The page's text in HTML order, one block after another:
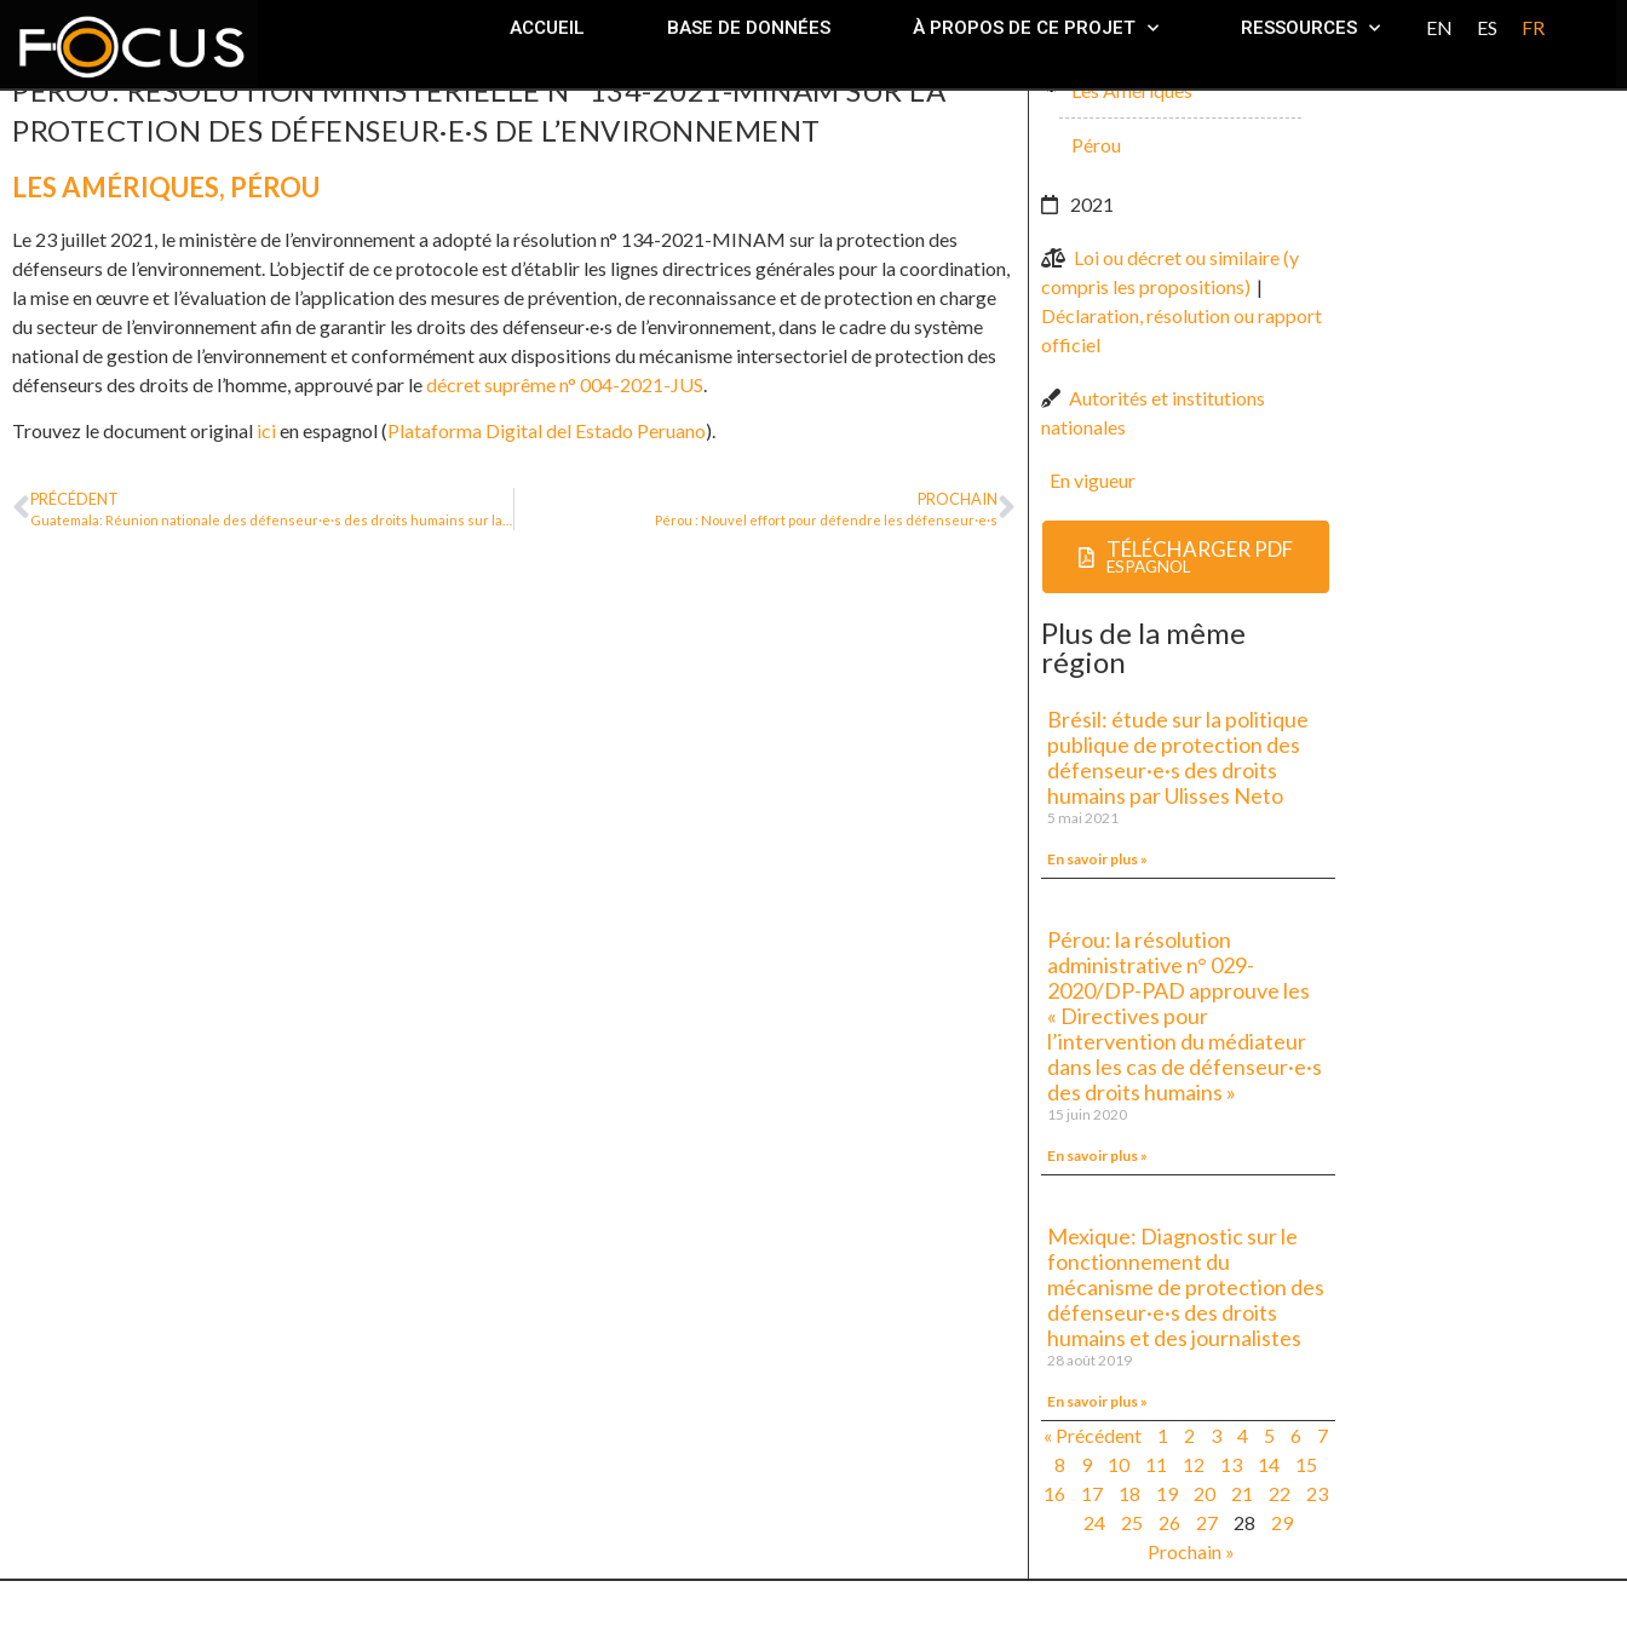
ACCUEIL BASE DE DONNÉES À PROPOS DE CE PROJET RESSOURCES EN ES FR
PÉROU: RÉSOLUTION MINISTÉRIELLE N° 134-2021-MINAM SUR LA
PROTECTION DES DÉFENSEUR·E·S DE L’ENVIRONNEMENT
LES AMÉRIQUES, PÉROU
Le 23 juillet 2021, le ministère de l’environnement a adopté la résolution n° 134-2021-MINAM sur la protection des
défenseurs de l’environnement. L’objectif de ce protocole est d’établir les lignes directrices générales pour la coordination,
la mise en œuvre et l’évaluation de l’application des mesures de prévention, de reconnaissance et de protection en charge
du secteur de l’environnement afin de garantir les droits des défenseur·e·s de l’environnement, dans le cadre du système
national de gestion de l’environnement et conformément aux dispositions du mécanisme intersectoriel de protection des
défenseurs des droits de l’homme, approuvé par ledécret suprême n° 004-2021-JUS.
Trouvez le document original icien espagnol (Plataforma Digital del Estado Peruano).
PRÉCÉDENT PROCHAIN
Pérou : Nouvel effort pour défendre les défenseur·e·s
Les Amériques
Pérou
2021
Loi ou décret ou similaire (y
compris les propositions) |
Déclaration, résolution ou rapport
officiel
Autorités et institutions
nationales
En vigueur
TÉLÉCHARGER PDF
ESPAGNOL
Plus de la même
région
Brésil: étude sur la politique
publique de protection des
défenseur·e·s des droits
humains par Ulisses Neto
5 mai 2021
En savoir plus »
Pérou: la résolution
administrative n° 029-
2020/DP-PAD approuve les
« Directives pour
l’intervention du médiateur
dans les cas de défenseur·e·s
des droits humains »
15 juin 2020
En savoir plus »
Mexique: Diagnostic sur le
fonctionnement du
mécanisme de protection des
défenseur·e·s des droits
humains et des journalistes
28 août 2019
En savoir plus »
« Précédent 1 2 3 4 5 6
7
8
9 10 11 12 13 14
15
16
17 18 19 20 21 22
23
24
25 26 27 28
29
Prochain »